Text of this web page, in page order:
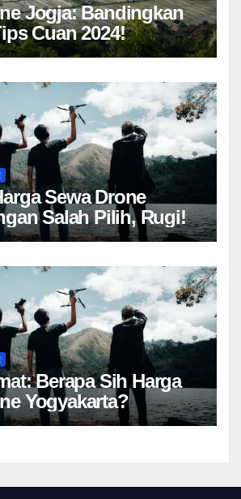
Jogja: Bandingkan
Cuan 2024!
Sewa Drone
Salah Pilih, Rugi!
Berapa Sih Harga
Yogyakarta?